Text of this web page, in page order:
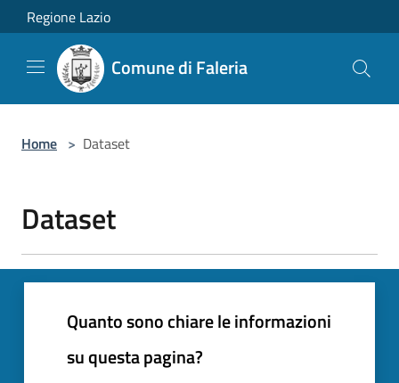
Salta al contenuto principale
Regione Lazio
Comune di Faleria
Home > Dataset
Dataset
Quanto sono chiare le informazioni
su questa pagina?